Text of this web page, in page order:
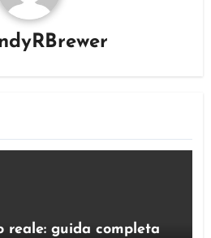
reale: guida completa